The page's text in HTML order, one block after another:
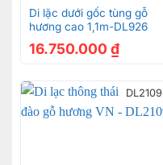
Di lặc dưới gốc tùng gỗ
hương cao 1,1m-DL926
16.750.000 ₫
DL2109